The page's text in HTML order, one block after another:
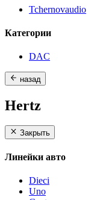
Tchernovaudio
Категории
DAC
назад
Hertz
Закрыть
Линейки авто
Dieci
Uno